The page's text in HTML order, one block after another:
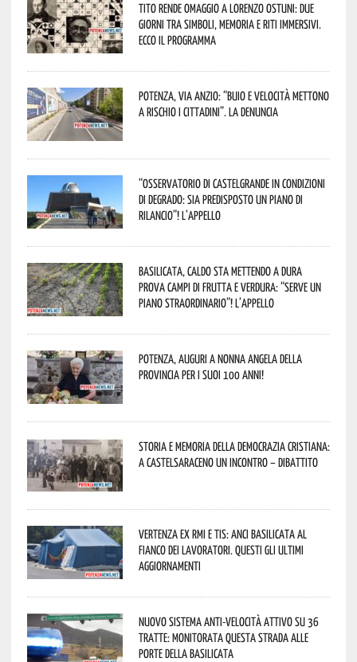
Tito rende omaggio a Lorenzo Ostuni: due
giorni tra simboli, memoria e riti immersivi.
Ecco il programma
Potenza, Via Anzio: “Buio e velocità mettono
a rischio i cittadini”. La denuncia
“Osservatorio di Castelgrande in condizioni
di degrado: sia predisposto un piano di
rilancio”! L’appello
Basilicata, caldo sta mettendo a dura
prova campi di frutta e verdura: “Serve un
piano straordinario”! L’appello
Potenza, auguri a nonna Angela della
provincia per i suoi 100 anni!
Storia e memoria della Democrazia Cristiana:
a Castelsaraceno un incontro – dibattito
Vertenza ex RMI e TIS: ANCI Basilicata al
fianco dei lavoratori. Questi gli ultimi
aggiornamenti
Nuovo sistema anti-velocità attivo su 36
tratte: monitorata questa strada alle
porte della Basilicata